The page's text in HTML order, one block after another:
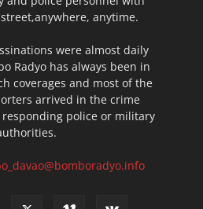
anytime.
were almost daily
Radyo has always been in
coverages and most of the
arrived in the crime
police or military